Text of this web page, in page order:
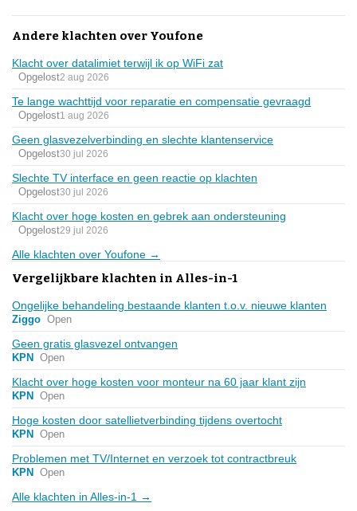
Andere klachten over Youfone
Klacht over datalimiet terwijl ik op WiFi zat
Opgelost2 aug 2026
Te lange wachttijd voor reparatie en compensatie gevraagd
Opgelost1 aug 2026
Geen glasvezelverbinding en slechte klantenservice
Opgelost30 jul 2026
Slechte TV interface en geen reactie op klachten
Opgelost30 jul 2026
Klacht over hoge kosten en gebrek aan ondersteuning
Opgelost29 jul 2026
Alle klachten over Youfone →
Vergelijkbare klachten in Alles-in-1
Ongelijke behandeling bestaande klanten t.o.v. nieuwe klanten
Ziggo Open
Geen gratis glasvezel ontvangen
KPN Open
Klacht over hoge kosten voor monteur na 60 jaar klant zijn
KPN Open
Hoge kosten door satellietverbinding tijdens overtocht
KPN Open
Problemen met TV/Internet en verzoek tot contractbreuk
KPN Open
Alle klachten in Alles-in-1 →